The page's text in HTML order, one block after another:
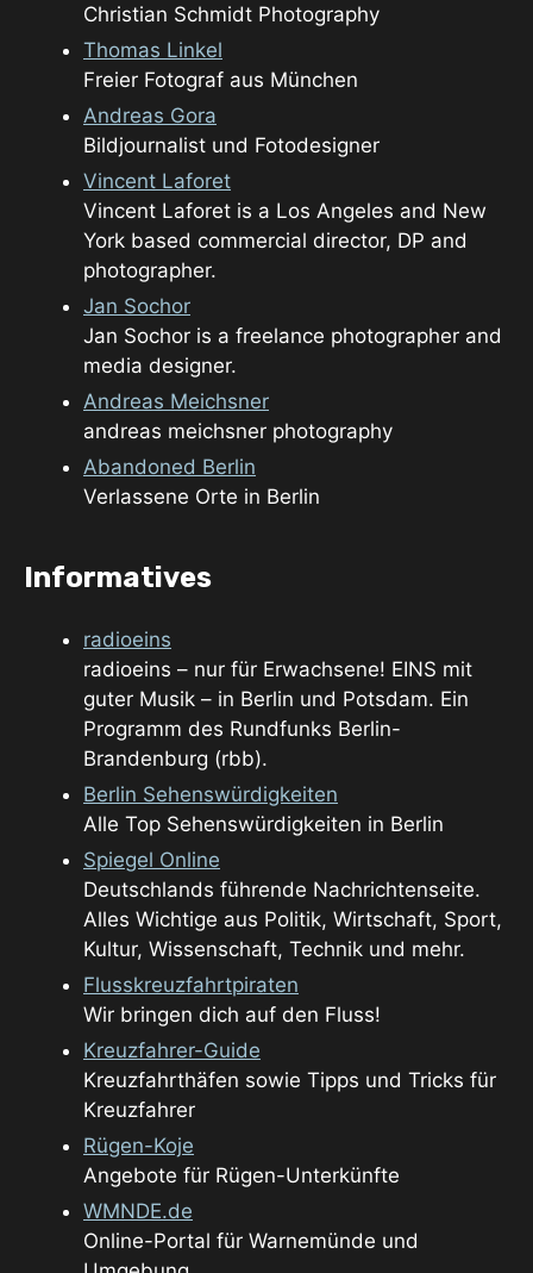
Christian Schmidt Photography
Thomas Linkel
Freier Fotograf aus München
Andreas Gora
Bildjournalist und Fotodesigner
Vincent Laforet
Vincent Laforet is a Los Angeles and New
York based commercial director, DP and
photographer.
Jan Sochor
Jan Sochor is a freelance photographer and
media designer.
Andreas Meichsner
andreas meichsner photography
Abandoned Berlin
Verlassene Orte in Berlin
Informatives
radioeins
radioeins – nur für Erwachsene! EINS mit
guter Musik – in Berlin und Potsdam. Ein
Programm des Rundfunks Berlin-
Brandenburg (rbb).
Berlin Sehenswürdigkeiten
Alle Top Sehenswürdigkeiten in Berlin
Spiegel Online
Deutschlands führende Nachrichtenseite.
Alles Wichtige aus Politik, Wirtschaft, Sport,
Kultur, Wissenschaft, Technik und mehr.
Flusskreuzfahrtpiraten
Wir bringen dich auf den Fluss!
Kreuzfahrer-Guide
Kreuzfahrthäfen sowie Tipps und Tricks für
Kreuzfahrer
Rügen-Koje
Angebote für Rügen-Unterkünfte
WMNDE.de
Online-Portal für Warnemünde und